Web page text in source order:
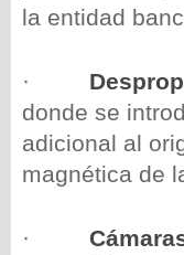
la entidad
·
donde se
adicional al
magnética de
·